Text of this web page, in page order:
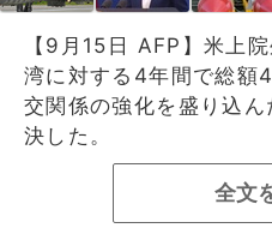
【9月15日 AFP】米上
湾に対する4年間で総額
交関係の強化を盛り込
決した。
全文